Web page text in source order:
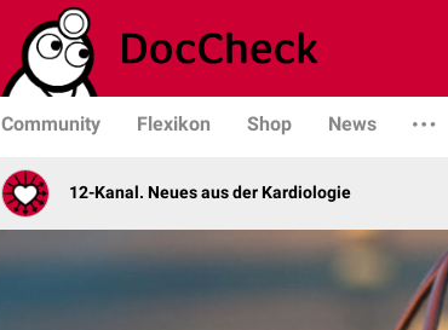
Community Flexikon Shop News
12-Kanal. Neues aus der Kardiologie